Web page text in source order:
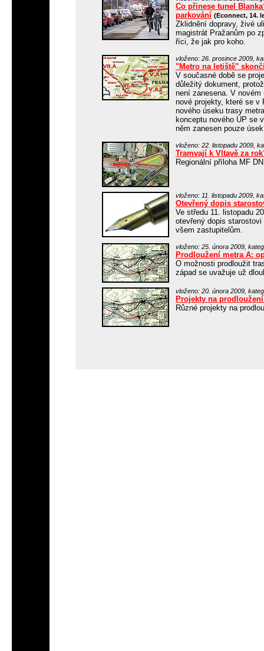
Co přinese tunel
parkování (Econnect, 14.
Zklidnění dopravy, živé
magistrát Pražanům po
říci, že jak pro koho.
vloženo: 26. prosince 2009,
"Metro na letiště"
V současné době se
důležitý dokument,
není zanesena. V
nové projekty, které se v
nového úseku trasy
konceptu nového ÚP se
něm zanesen pouze
vloženo: 22. listopadu 2009,
Tramvají k Vltavě za
Regionální příloha MF
vloženo: 11. listopadu 2009,
Otevřený dopis
Ve středu 11. listopadu
otevřený dopis
všem zastupitelům.
vloženo: 25. února 2009,
Prodloužení metra A:
O možnosti prodloužit
západ se uvažuje už
vloženo: 20. února 2009,
Projekty na
Různé projekty na